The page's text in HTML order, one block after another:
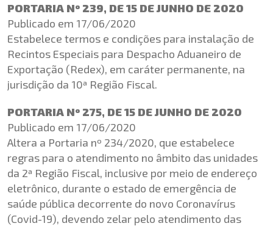
PORTARIA Nº 239, DE 15 DE JUNHO DE 2020
Publicado em 17/06/2020
Estabelece termos e condições para instalação de
Recintos Especiais para Despacho Aduaneiro de
Exportação (Redex), em caráter permanente, na
jurisdição da 10ª Região Fiscal.
PORTARIA Nº 275, DE 15 DE JUNHO DE 2020
Publicado em 17/06/2020
Altera a Portaria nº 234/2020, que estabelece
regras para o atendimento no âmbito das unidades
da 2ª Região Fiscal, inclusive por meio de endereço
eletrônico, durante o estado de emergência de
saúde pública decorrente do novo Coronavírus
(Covid-19), devendo zelar pelo atendimento das